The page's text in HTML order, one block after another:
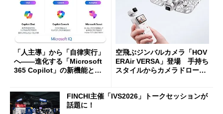
「人主導」から「自律実行」
へ――進化する「Microsoft
365 Copilot」の新機能とエ
空飛ぶジンバルカメラ「HOV
ERAir VERSA」登場 手持ち
スタイルからカメラドローン
FINCHI主催「IVS2026」トークセッションが
話題に！